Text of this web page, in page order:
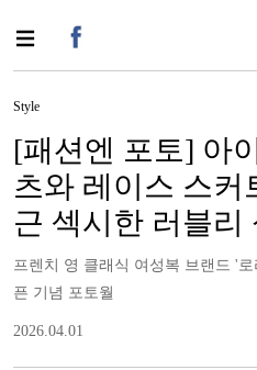
Style
[패션엔 포토] 아
츠와 레이스 스커
근 섹시한 러블리
프렌치 영 클래식 여성복 브랜드 '
픈 기념 포토월
2026.04.01